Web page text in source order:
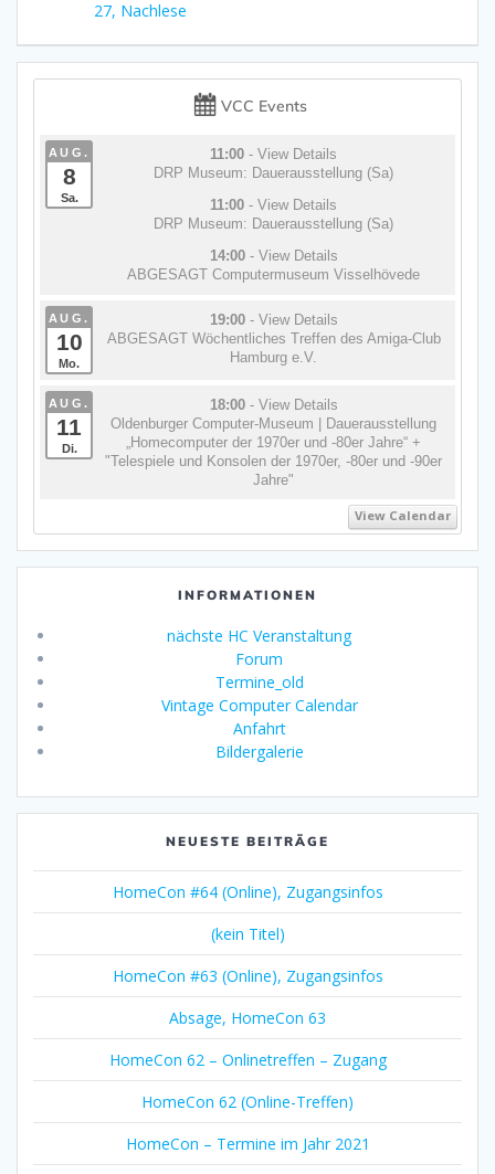
Beitrag:
27, Nachlese
VCC Events
AUG.
8
Sa.
11:00 - View Details
DRP Museum: Dauerausstellung (Sa)
11:00 - View Details
DRP Museum: Dauerausstellung (Sa)
14:00 - View Details
ABGESAGT Computermuseum Visselhövede
AUG.
10
Mo.
19:00 - View Details
ABGESAGT Wöchentliches Treffen des Amiga-Club
Hamburg e.V.
AUG.
11
Di.
18:00 - View Details
Oldenburger Computer-Museum | Dauerausstellung
„Homecomputer der 1970er und -80er Jahre“ +
"Telespiele und Konsolen der 1970er, -80er und -90er
Jahre"
View Calendar
INFORMATIONEN
nächste HC Veranstaltung
Forum
Termine_old
Vintage Computer Calendar
Anfahrt
Bildergalerie
NEUESTE BEITRÄGE
HomeCon #64 (Online), Zugangsinfos
(kein Titel)
HomeCon #63 (Online), Zugangsinfos
Absage, HomeCon 63
HomeCon 62 – Onlinetreffen – Zugang
HomeCon 62 (Online-Treffen)
HomeCon – Termine im Jahr 2021